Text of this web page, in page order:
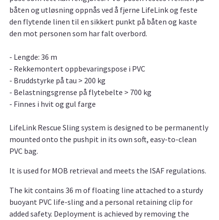
båten og utløsning oppnås ved å fjerne LifeLink og feste
den flytende linen til en sikkert punkt på båten og kaste
den mot personen som har falt overbord.
- Lengde: 36 m
- Rekkemontert oppbevaringspose i PVC
- Bruddstyrke på tau > 200 kg
- Belastningsgrense på flytebelte > 700 kg
- Finnes i hvit og gul farge
LifeLink Rescue Sling system is designed to be permanently
mounted onto the pushpit in its own soft, easy-to-clean
PVC bag.
It is used for MOB retrieval and meets the ISAF regulations.
The kit contains 36 m of floating line attached to a sturdy
buoyant PVC life-sling and a personal retaining clip for
added safety. Deployment is achieved by removing the